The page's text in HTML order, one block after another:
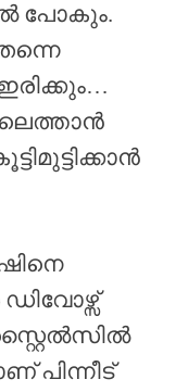
പോകും.
പിന്നീട്